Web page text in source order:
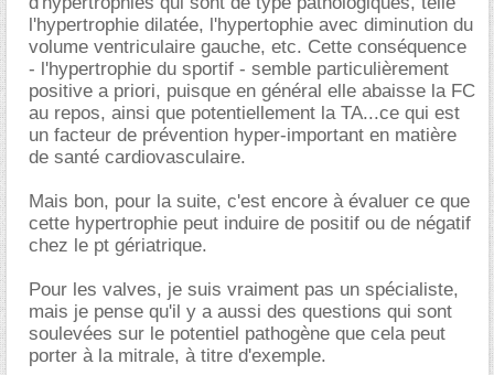
l'hypertrophie dilatée, l'hypertophie avec diminution du
volume ventriculaire gauche, etc. Cette conséquence
- l'hypertrophie du sportif - semble particulièrement
positive a priori, puisque en général elle abaisse la FC
au repos, ainsi que potentiellement la TA...ce qui est
un facteur de prévention hyper-important en matière
de santé cardiovasculaire.
Mais bon, pour la suite, c'est encore à évaluer ce que
cette hypertrophie peut induire de positif ou de négatif
chez le pt gériatrique.
Pour les valves, je suis vraiment pas un spécialiste,
mais je pense qu'il y a aussi des questions qui sont
soulevées sur le potentiel pathogène que cela peut
porter à la mitrale, à titre d'exemple.